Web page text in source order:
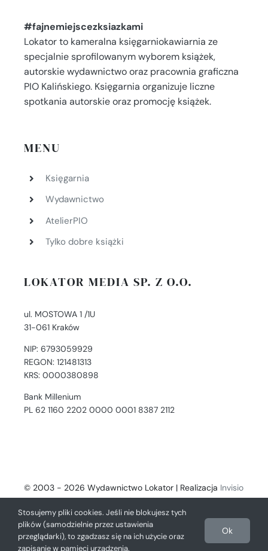
#fajnemiejscezksiazkami
Lokator to kameralna księgarniokawiarnia ze
specjalnie sprofilowanym wyborem książek,
autorskie wydawnictwo oraz pracownia graficzna
PIO Kalińskiego. Księgarnia organizuje liczne
spotkania autorskie oraz promocję książek.
MENU
Księgarnia
Wydawnictwo
AtelierPIO
Tylko dobre książki
LOKATOR MEDIA SP. Z O.O.
ul. MOSTOWA 1 /1U
31-061 Kraków
NIP: 6793059929
REGON: 121481313
KRS: 0000380898
Bank Millenium
PL 62 1160 2202 0000 0001 8387 2112
© 2003 - 2026 Wydawnictwo Lokator | Realizacja Invisio
- Digital Solutions
Stosujemy pliki cookies. Jeśli nie blokujesz tych
plików (samodzielnie przez ustawienia
przeglądarki), to zgadzasz się na ich użycie oraz
zapisanie w pamięci urządzenia.
Ok